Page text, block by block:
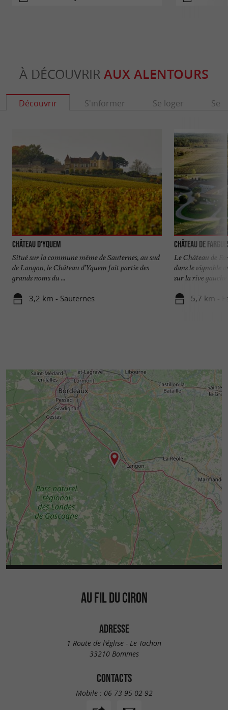
À DÉCOUVRIR AUX ALENTOURS
Découvrir S'informer Se loger Se
Château d'Yquem
Situé sur la commune même de Sauternes, au sud
de Langon, le Château d’Yquem fait partie des
grands noms du ...
3,2 km - Sauternes
Château de
Le Château de
dans le vignoble
sur la rive gauche
5,7 km -
AU FIL DU CIRON
ADRESSE
1 Route de l'église - Le Tachon
33210 Bommes
CONTACTS
Mobile : 06 73 95 02 92